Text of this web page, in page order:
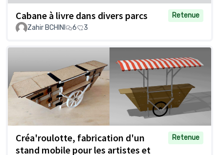
Cabane à livre dans divers parcs
Retenue
Zahir BCHINI
6 3
Créa'roulotte, fabrication d'un
stand mobile pour les artistes et
Retenue